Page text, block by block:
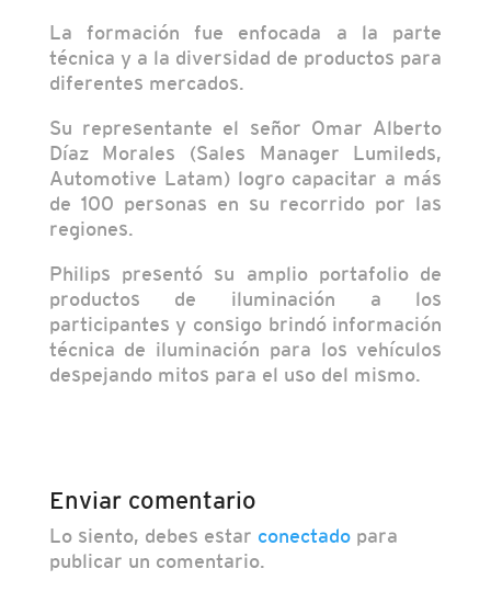
La formación fue enfocada a la parte
técnica y a la diversidad de productos para
diferentes mercados.
Su representante el señor Omar Alberto
Díaz Morales (Sales Manager Lumileds,
Automotive Latam) logro capacitar a más
de 100 personas en su recorrido por las
regiones.
Philips presentó su amplio portafolio de
productos de iluminación a los
participantes y consigo brindó información
técnica de iluminación para los vehículos
despejando mitos para el uso del mismo.
Enviar comentario
Lo siento, debes estar conectadopara
publicar un comentario.